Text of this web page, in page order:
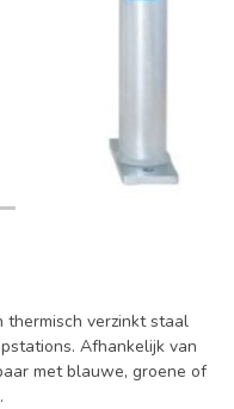
thermisch verzinkt staal
Afhankelijk van
met blauwe, groene of
.